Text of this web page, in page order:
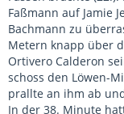
Faßmann auf Jamie
Bachmann zu
Metern knapp über
Ortivero Calderon
schoss den Löwen-
prallte an ihm ab
In der 38. Minute